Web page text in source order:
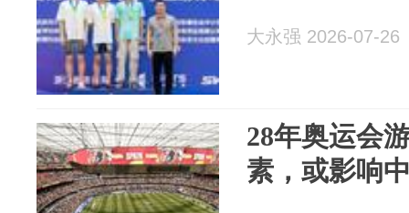
大永强 2026-07-26
28年奥运会
素，或影响